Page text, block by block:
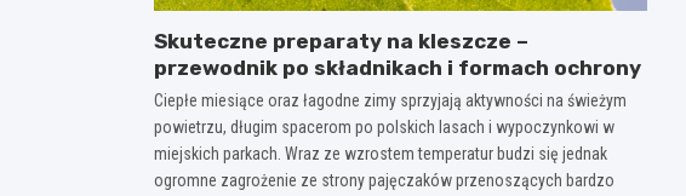
Skuteczne preparaty na kleszcze –
przewodnik po składnikach i formach ochrony
Ciepłe miesiące oraz łagodne zimy sprzyjają aktywności na świeżym
powietrzu, długim spacerom po polskich lasach i wypoczynkowi w
miejskich parkach. Wraz ze wzrostem temperatur budzi się jednak
ogromne zagrożenie ze strony pajęczaków przenoszących bardzo